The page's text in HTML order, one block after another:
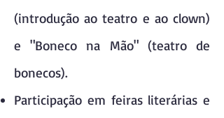
(introdução ao teatro e ao clown)
e "Boneco na Mão" (teatro de
bonecos).
Participação em feiras literárias e